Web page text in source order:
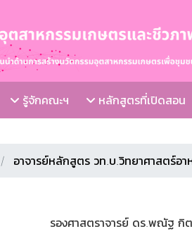
รู้จักคณะฯ หลักสูตรที่เปิดสอน
อาจารย์หลักสูตร วท.บ.วิทยาศาสตร์อา
รองศาสตราจารย์ ดร.พณัฐ